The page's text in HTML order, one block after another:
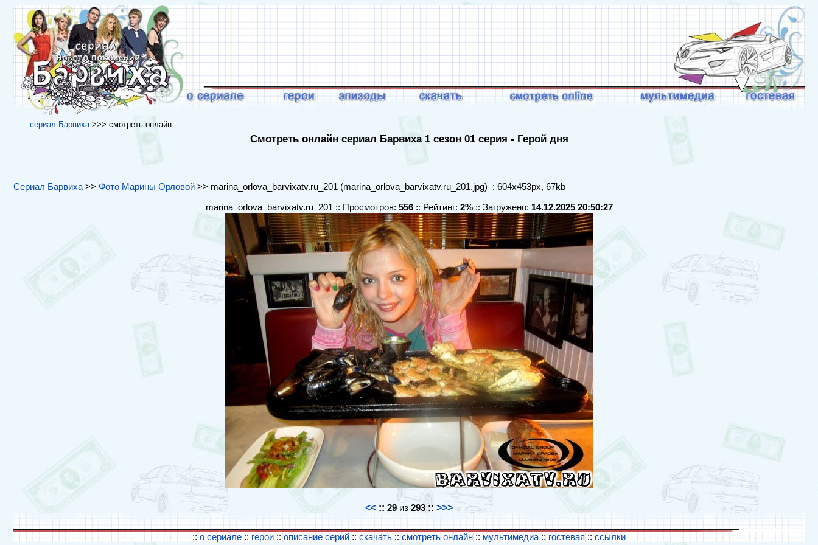
cериал Барвиха>>> cмотреть онлайн
Смотреть онлайн сериал Барвиха 1 сезон 01 серия - Герой дня
Сериал Барвиха>> Фото Марины Орловой>> marina_orlova_barvixatv.ru_201 (marina_orlova_barvixatv.ru_201.jpg) : 604x453px, 67kb
marina_orlova_barvixatv.ru_201 :: Просмотров: 556:: Рейтинг: 2%:: Загружено: 14.12.2025 20:50:27
<< :: 29 из 293 :: >>>
::о сериале::герои::описание серий :: скачать::смотреть онлайн:: мультимедиа:: гостевая:: ссылки